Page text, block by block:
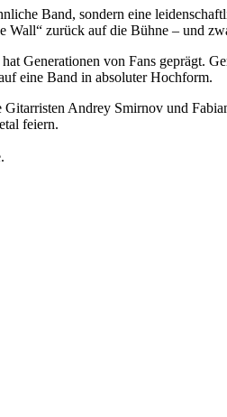
Band, sondern eine
zurück auf die Bühne – und
Generationen von Fans geprägt.
eine Band in absoluter Hochform.
Andrey Smirnov und
feiern.